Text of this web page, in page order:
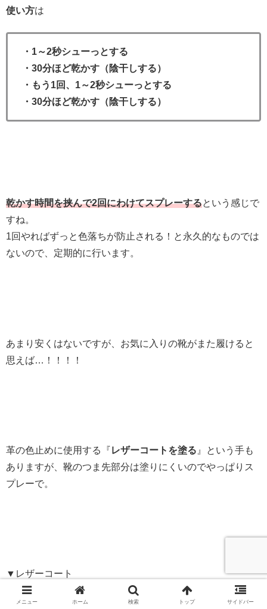
使い方は
・1～2秒シューっとする
・30分ほど乾かす（陰干しする）
・もう1回、1～2秒シューっとする
・30分ほど乾かす（陰干しする）
乾かす時間を挟んで2回にわけてスプレーするという感じで
すね。
1回やればずっと色落ちが防止される！と永久的なものでは
ないので、定期的に行います。
あまり安くはないですが、お気に入りの靴がまた履けると
思えば…！！！！
革の色止めに使用する『レザーコートを塗る 』という手も
ありますが、靴のつま先部分は塗りにくいのでやっぱりス
プレーで。
▼レザーコート
メニュー ホーム 検索 トップ サイドバー